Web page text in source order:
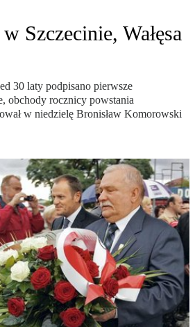
Szczecinie, Wałęsa
30 laty podpisano pierwsze
obchody rocznicy powstania
w niedzielę Bronisław Komorowski